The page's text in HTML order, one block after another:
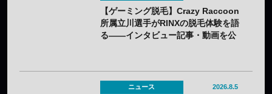
【ゲーミング脱毛】Crazy Raccoon
所属立川選手がRINXの脱毛体験を語
る——インタビュー記事・動画を公
ニュース 2026.8.5